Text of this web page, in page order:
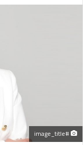
#image_title